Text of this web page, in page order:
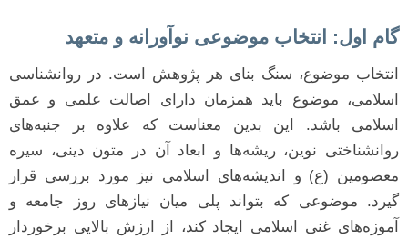
گام اول: انتخاب موضوعی نوآورانه و متعهد
انتخاب موضوع، سنگ بنای هر پژوهش است. در روانشناسی
اسلامی، موضوع باید همزمان دارای اصالت علمی و عمق
اسلامی باشد. این بدین معناست که علاوه بر جنبه‌های
روانشناختی نوین، ریشه‌ها و ابعاد آن در متون دینی، سیره
معصومین (ع) و اندیشه‌های اسلامی نیز مورد بررسی قرار
گیرد. موضوعی که بتواند پلی میان نیازهای روز جامعه و
آموزه‌های غنی اسلامی ایجاد کند، از ارزش بالایی برخوردار